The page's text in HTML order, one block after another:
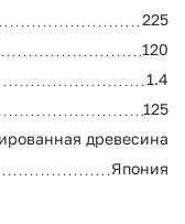
225
120
1.4
125
древесина
Япония